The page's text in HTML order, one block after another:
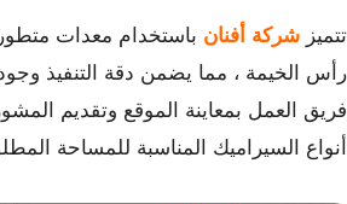
تتميز شركة أفنان باستخدام معدات
رأس الخيمة ، مما يضمن دقة التنفيذ
فريق العمل بمعاينة الموقع وتقديم
أنواع السيراميك المناسبة للمساحة